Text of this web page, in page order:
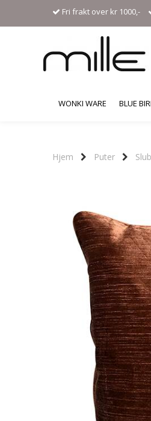
Fri frakt over kr 1000,-
WONKI WARE BLUE
Hjem Puter